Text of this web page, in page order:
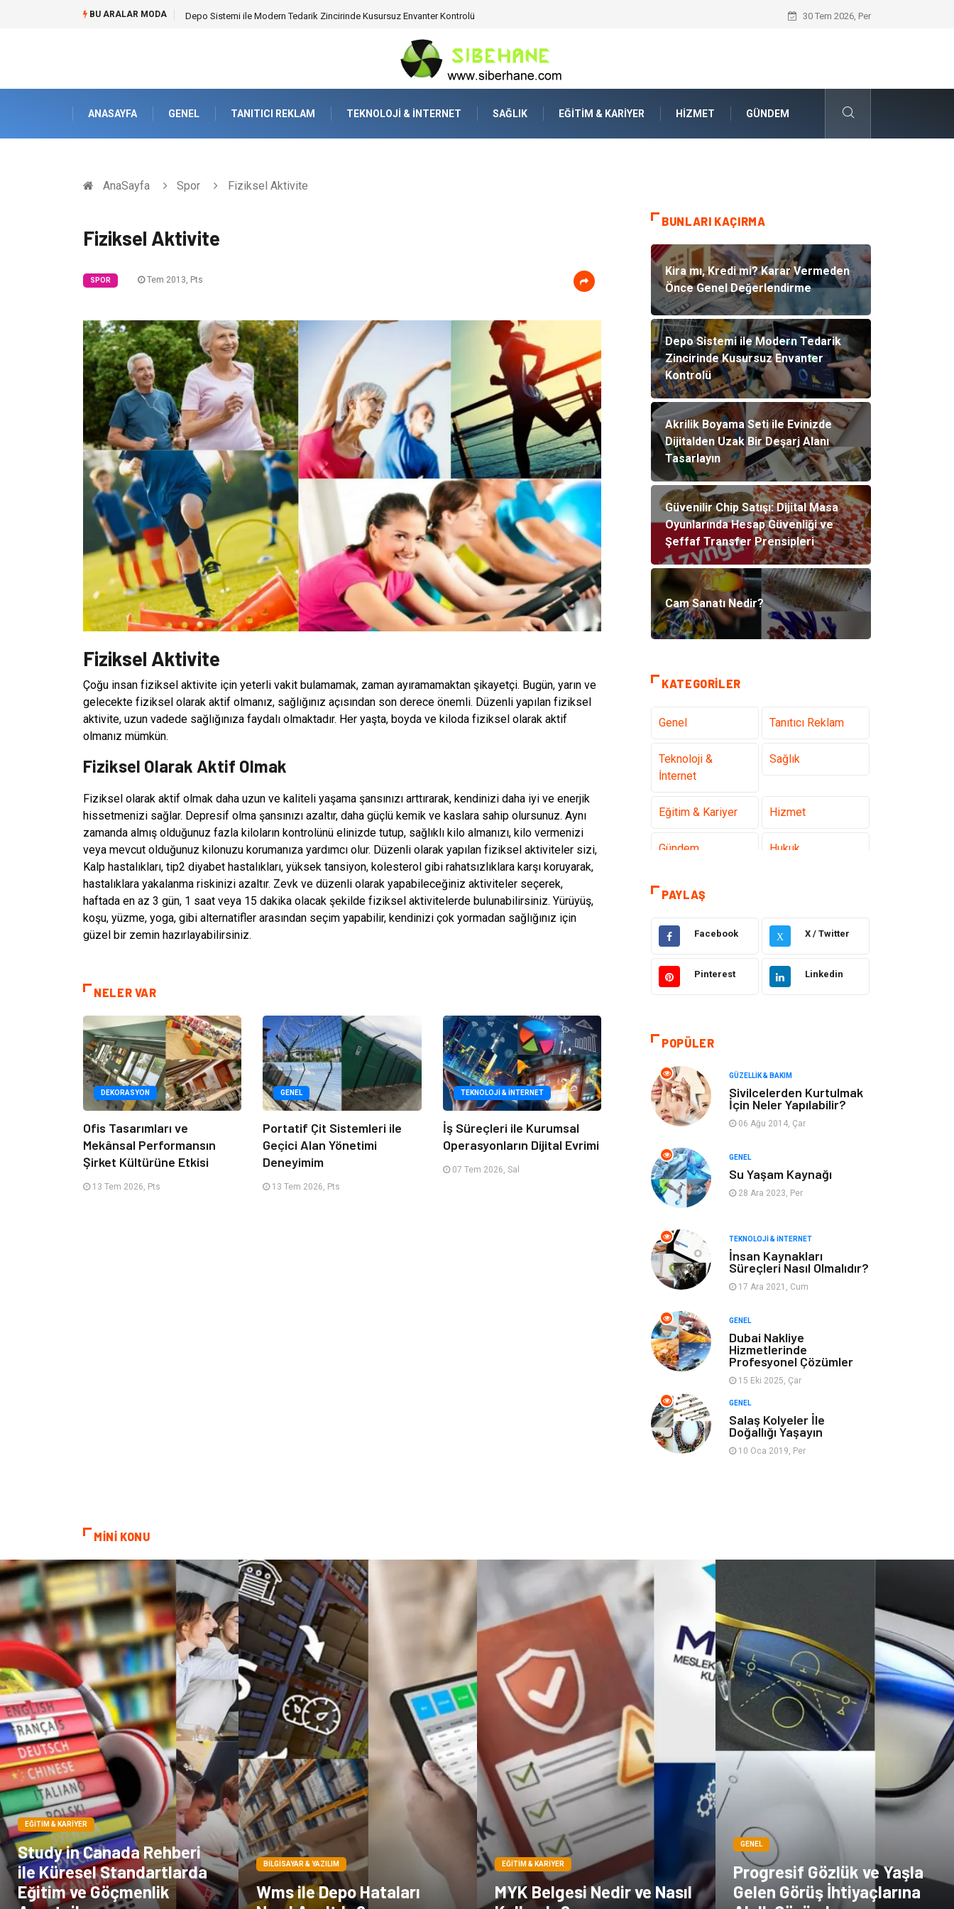
BU ARALAR MODA Akrilik Boyama Seti ile Evinizde Dijitalden Uzak Bir Deşarj Alanı Tasarlayın Güvenilir Chip Satışı: Dijital Masa
30 Tem 2026, Per
ANASAYFA GENEL TANITICI REKLAM TEKNOLOJI & İNTERNET SAĞLIK EĞITIM & KARIYER HIZMET GÜNDEM
AnaSayfa Spor Fiziksel Aktivite
Fiziksel Aktivite
SPOR Tem 2013, Pts
Fiziksel Aktivite
Çoğu insan fiziksel aktivite için yeterli vakit bulamamak, zaman ayıramamaktan şikayetçi. Bugün, yarın ve
gelecekte fiziksel olarak aktif olmanız, sağlığınız açısından son derece önemli. Düzenli yapılan fiziksel
aktivite, uzun vadede sağlığınıza faydalı olmaktadır. Her yaşta, boyda ve kiloda fiziksel olarak aktif
olmanız mümkün.
Fiziksel Olarak Aktif Olmak
Fiziksel olarak aktif olmak daha uzun ve kaliteli yaşama şansınızı arttırarak, kendinizi daha iyi ve enerjik
hissetmenizi sağlar. Depresif olma şansınızı azaltır, daha güçlü kemik ve kaslara sahip olursunuz. Aynı
zamanda almış olduğunuz fazla kiloların kontrolünü elinizde tutup, sağlıklı kilo almanızı, kilo vermenizi
veya mevcut olduğunuz kilonuzu korumanıza yardımcı olur. Düzenli olarak yapılan fiziksel aktiviteler sizi,
Kalp hastalıkları, tip2 diyabet hastalıkları, yüksek tansiyon, kolesterol gibi rahatsızlıklara karşı koruyarak,
hastalıklara yakalanma riskinizi azaltır. Zevk ve düzenli olarak yapabileceğiniz aktiviteler seçerek,
haftada en az 3 gün, 1 saat veya 15 dakika olacak şekilde fiziksel aktivitelerde bulunabilirsiniz. Yürüyüş,
koşu, yüzme, yoga, gibi alternatifler arasından seçim yapabilir, kendinizi çok yormadan sağlığınız için
güzel bir zemin hazırlayabilirsiniz.
NELER VAR
DEKORASYON
Ofis Tasarımları ve
Mekânsal Performansın
Şirket Kültürüne Etkisi
13 Tem 2026, Pts
GENEL
Portatif Çit Sistemleri ile
Geçici Alan Yönetimi
Deneyimim
13 Tem 2026, Pts
TEKNOLOJI & İNTERNET
İş Süreçleri ile Kurumsal
Operasyonların Dijital Evrimi
07 Tem 2026, Sal
BUNLARI KAÇIRMA
Kira mı, Kredi mi? Karar Vermeden
Önce Genel Değerlendirme
Depo Sistemi ile Modern Tedarik
Zincirinde Kusursuz Envanter
Kontrolü
Akrilik Boyama Seti ile Evinizde
Dijitalden Uzak Bir Deşarj Alanı
Tasarlayın
Güvenilir Chip Satışı: Dijital Masa
Oyunlarında Hesap Güvenliği ve
Şeffaf Transfer Prensipleri
Cam Sanatı Nedir?
KATEGORILER
Genel Tanıtıcı Reklam
Teknoloji &
İnternet
Sağlık
Eğitim & Kariyer Hizmet
Gündem Hukuk
Moda
Yazılım
Giyim
Yeme & İçme Gıda
Keyif & Hobi Organizasyon
Müzik
Gayrimenkul Spor
Finans& Ekonomi
Genel Kültür Emlak
Mobilya göz sağlığı
Astroloji Sigorta
Cam
Bebek Giyim Veteriner
PAYLAŞ
Facebook X X / Twitter
Pinterest Linkedin
POPÜLER
GÜZELLIK & BAKIM
Sivilcelerden Kurtulmak
İçin Neler Yapılabilir?
06 Ağu 2014, Çar
GENEL
Su Yaşam Kaynağı
28 Ara 2023, Per
TEKNOLOJI & İNTERNET
İnsan Kaynakları
Süreçleri Nasıl Olmalıdır?
17 Ara 2021, Cum
GENEL
Dubai Nakliye
Hizmetlerinde
Profesyonel Çözümler
15 Eki 2025, Çar
GENEL
Salaş Kolyeler İle
Doğallığı Yaşayın
10 Oca 2019, Per
MİNİ KONU
EĞITIM & KARIYER
Study in Canada Rehberi
ile Küresel Standartlarda
Eğitim ve Göçmenlik
BILGISAYAR & YAZILIM
Wms ile Depo Hataları
EĞITIM & KARIYER
MYK Belgesi Nedir ve Nasıl
GENEL
Progresif Gözlük ve Yaşla
Gelen Görüş İhtiyaçlarına